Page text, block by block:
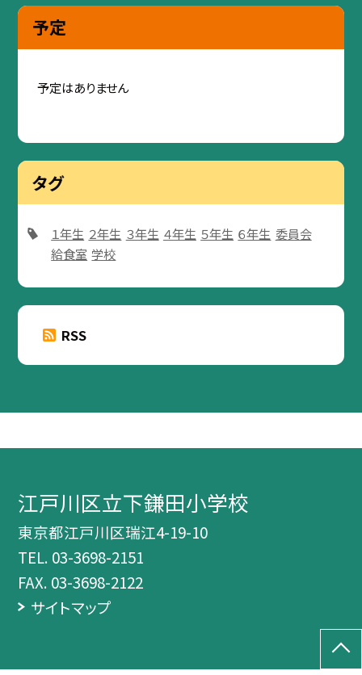
予定
予定はありません
タグ
１年生 ２年生 ３年生 ４年生 ５年生 ６年生 委員会
給食室 学校
RSS
江戸川区立下鎌田小学校
東京都江戸川区瑞江4-19-10
TEL. 03-3698-2151
FAX. 03-3698-2122
サイトマップ